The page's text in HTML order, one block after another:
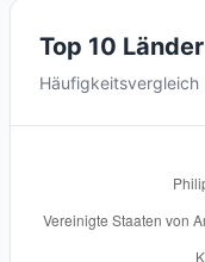
Top 10 Länder
Häufigkeitsvergleich